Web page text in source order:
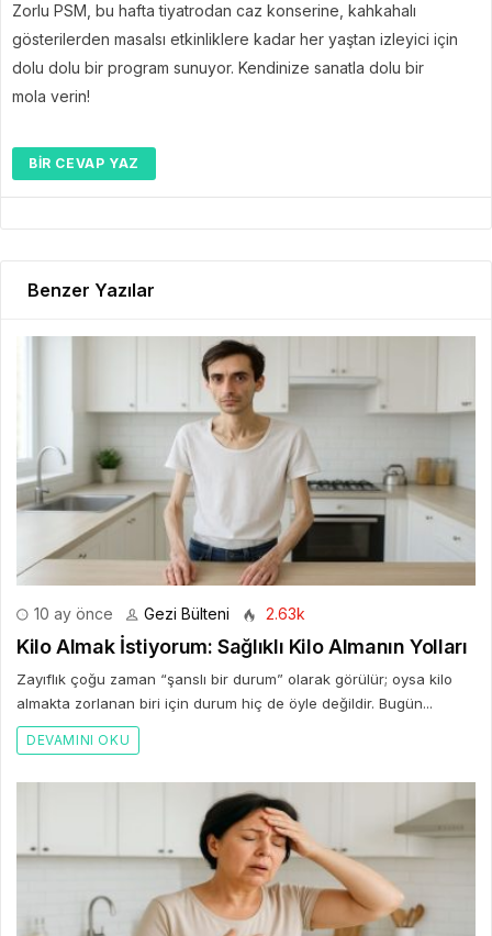
Zorlu PSM, bu hafta tiyatrodan caz konserine, kahkahalı
gösterilerden masalsı etkinliklere kadar her yaştan izleyici için
dolu dolu bir program sunuyor. Kendinize sanatla dolu bir
mola verin!
BIR CEVAP YAZ
Benzer Yazılar
10 ay önce Gezi Bülteni 2.63k
Kilo Almak İstiyorum: Sağlıklı Kilo Almanın Yolları
Zayıflık çoğu zaman “şanslı bir durum” olarak görülür; oysa kilo
almakta zorlanan biri için durum hiç de öyle değildir. Bugün...
DEVAMINI OKU